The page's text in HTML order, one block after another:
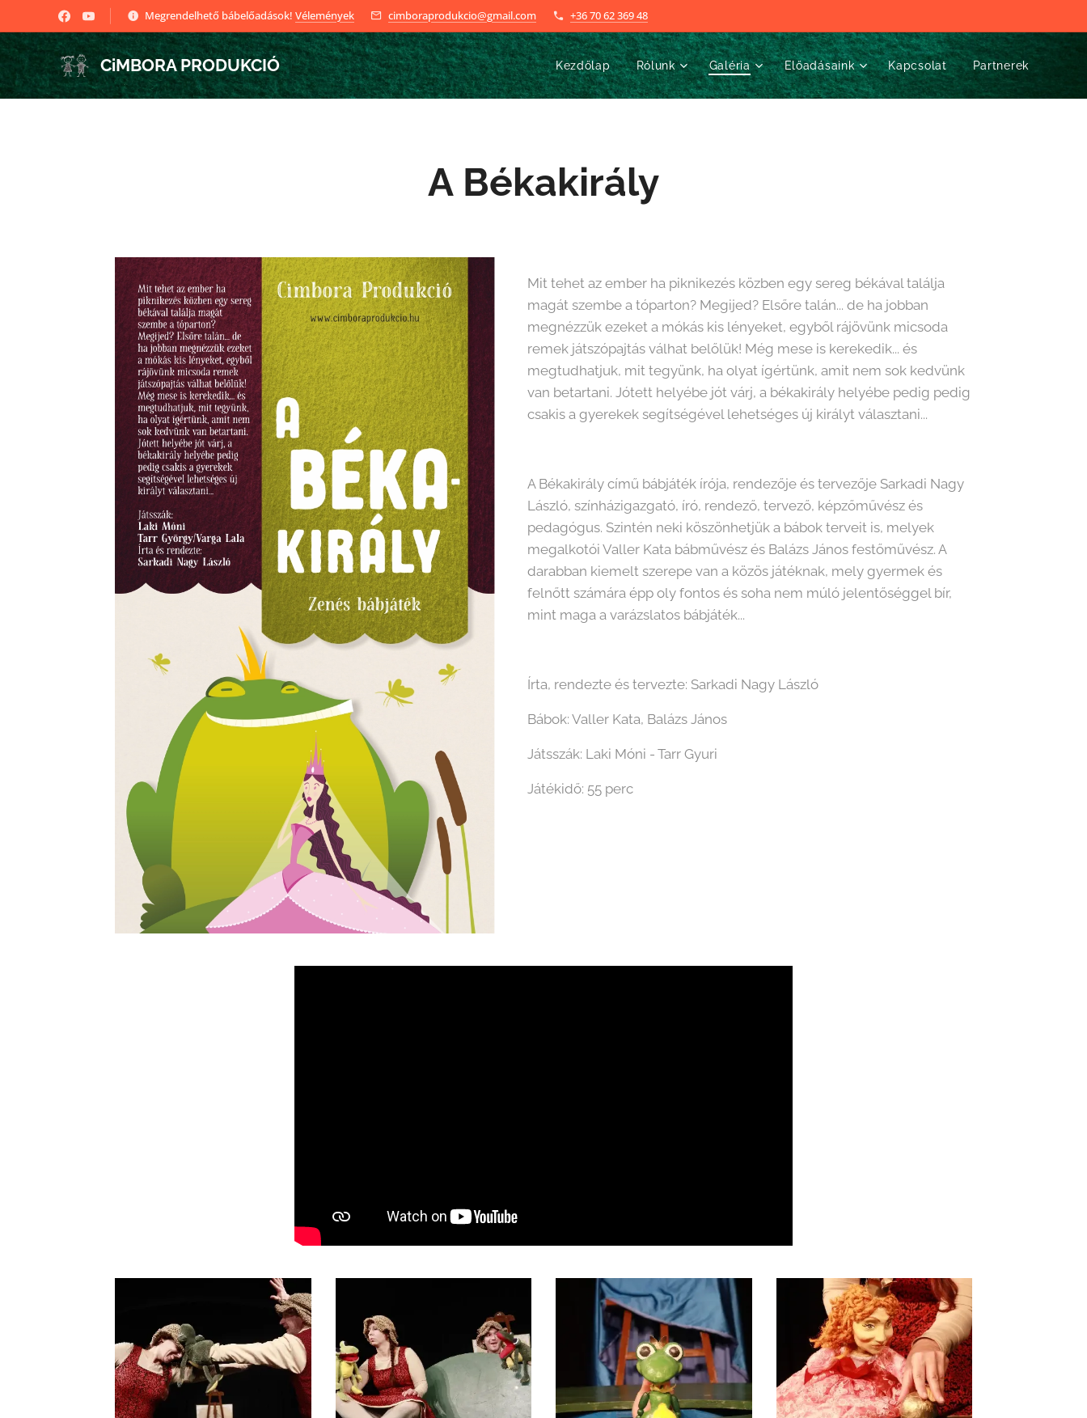
Megrendelhető bábelőadások! Vélemények cimboraprodukcio@gmail.com +36 70 62 369 48
CiMBORA PRODUKCIÓ Kezdőlap Rólunk Galéria Előadásaink Kapcsolat Partnerek
A Békakirály
Mit tehet az ember ha piknikezés közben egy sereg békával találja
magát szembe a tóparton? Megijed? Elsőre talán... de ha jobban
megnézzük ezeket a mókás kis lényeket, egyből rájövünk micsoda
remek játszópajtás válhat belőlük! Még mese is kerekedik... és
megtudhatjuk, mit tegyünk, ha olyat ígértünk, amit nem sok kedvünk
van betartani. Jótett helyébe jót várj, a békakirály helyébe pedig pedig
csakis a gyerekek segítségével lehetséges új királyt választani...
A Békakirály című bábjáték írója, rendezője és tervezője Sarkadi Nagy
László, színházigazgató, író, rendező, tervező, képzőművész és
pedagógus. Szintén neki köszönhetjük a bábok terveit is, melyek
megalkotói Valler Kata bábművész és Balázs János festőművész. A
darabban kiemelt szerepe van a közös játéknak, mely gyermek és
felnőtt számára épp oly fontos és soha nem múló jelentőséggel bír,
mint maga a varázslatos bábjáték...
Írta, rendezte és tervezte: Sarkadi Nagy László
Bábok: Valler Kata, Balázs János
Játsszák: Laki Móni - Tarr Gyuri
Játékidő: 55 perc